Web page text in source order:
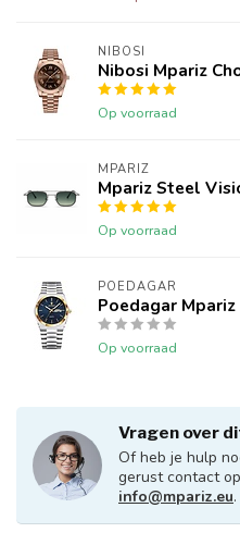
NIBOSI
Nibosi Mpariz
Op voorraad
MPARIZ
Mpariz Steel
Op voorraad
POEDAGAR
Poedagar Mpariz
Op voorraad
Vragen over
Of heb je hulp
gerust contact
info@mpariz.eu